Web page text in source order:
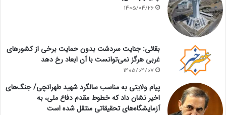
1405/04/26
بقائی: جنایت سردشت بدون حمایت برخی از کشورهای
غربی هرگز نمی‌توانست با آن ابعاد رخ دهد
1405/04/07
پیام ولایتی به مناسب سالگرد شهید طهرانچی/ جنگ‌های
اخیر نشان داد که خطوط مقدم دفاع ملی، به
آزمایشگاه‌های تحقیقاتی منتقل شده است